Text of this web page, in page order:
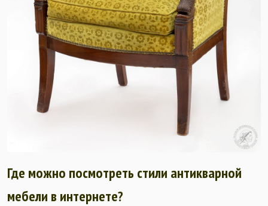
Где можно посмотреть стили антикварной
мебели в интернете?